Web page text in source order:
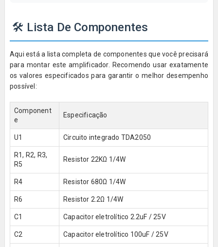
🛠️ Lista De Componentes
Aqui está a lista completa de componentes que você precisará
para montar este amplificador. Recomendo usar exatamente
os valores especificados para garantir o melhor desempenho
possível:
Component
e
Especificação
U1 Circuito integrado TDA2050
R1, R2, R3,
R5
Resistor 22KΩ 1/4W
R4 Resistor 680Ω 1/4W
R6 Resistor 2.2Ω 1/4W
C1 Capacitor eletrolítico 2.2uF / 25V
C2 Capacitor eletrolítico 100uF / 25V